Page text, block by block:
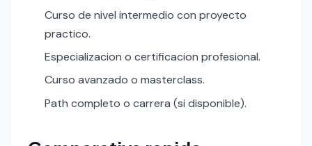
Curso de nivel intermedio con proyecto
practico.
Especializacion o certificacion profesional.
Curso avanzado o masterclass.
Path completo o carrera (si disponible).